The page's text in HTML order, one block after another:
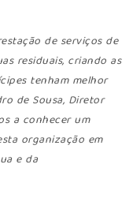
de serviços de
residuais, criando as
tenham melhor
de Sousa, Diretor
a conhecer um
organização em
e da